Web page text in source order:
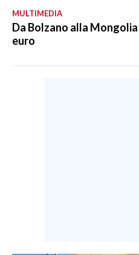
MULTIMEDIA
Da Bolzano alla
euro